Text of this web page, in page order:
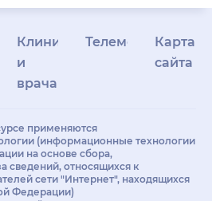
Клиникам
и
врачам
Телемедицина
Карта
сайта
применяются
(информационные технологии
на основе сбора,
сведений, относящихся к
сети "Интернет", находящихся
Федерации)